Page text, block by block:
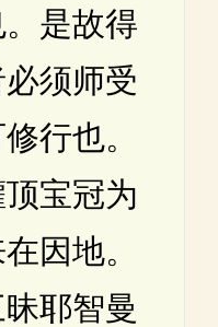
是故得
须师受
行也。
宝冠为
因地。
耶智曼